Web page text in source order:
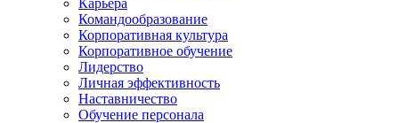
Карьера
Командообразование
Корпоративная культура
Корпоративное обучение
Лидерство
Личная эффективность
Наставничество
Обучение персонала